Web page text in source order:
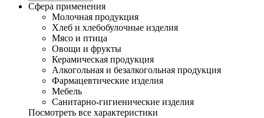
Сфера применения
Молочная продукция
Хлеб и хлебобулочные изделия
Мясо и птица
Овощи и фрукты
Керамическая продукция
Алкогольная и безалкогольная продукция
Фармацевтические изделия
Мебель
Санитарно-гигиенические изделия
Посмотреть все характеристики